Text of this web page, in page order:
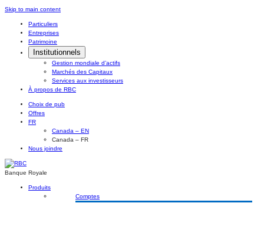
Skip
content
Skip to main content
Particuliers
Entreprises
Patrimoine
Institutionnels
Gestion mondiale d’actifs
Marchés des Capitaux
Services aux investisseurs
À propos de RBC
Choix de pub
Offres
FR
Canada – EN
Canada – FR
Nous joindre
Banque Royale
Produits
Comptes